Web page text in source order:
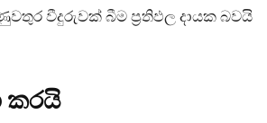
වීදුරුවක් බීම ප්‍රතිඵල දායක බවයි
කරයි